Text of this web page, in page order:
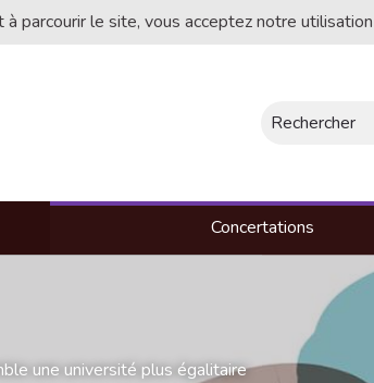
parcourir le site, vous acceptez notre
Rechercher
Concertations
une université plus égalitaire